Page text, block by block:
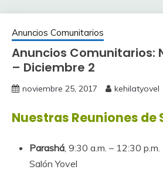
Anuncios Comunitarios
Anuncios Comunitarios:
– Diciembre 2
noviembre 25, 2017 kehilatyovel
Nuestras Reuniones de
Parashá , 9:30 a.m. – 12:30 p.m.
Salón Yovel